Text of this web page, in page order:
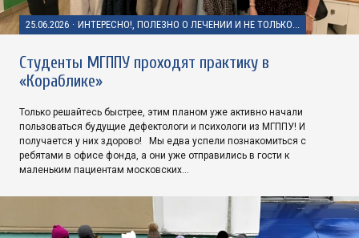
25.06.2026 · ИНТЕРЕСНО!, ПОЛЕЗНО О ЛЕЧЕНИИ И НЕ ТОЛЬКО...
Студенты МГППУ проходят практику в
«Кораблике»
Только решайтесь быстрее, этим планом уже активно начали
пользоваться будущие дефектологи и психологи из МГППУ! И
получается у них здорово! Мы едва успели познакомиться с
ребятами в офисе фонда, а они уже отправились в гости к
маленьким пациентам московских…